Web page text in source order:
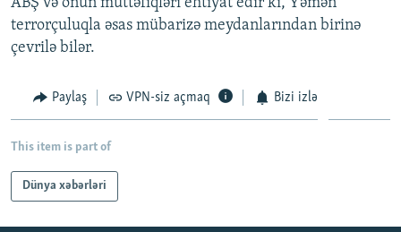
XƏBƏR BÜLLETENLƏRIMIZ
terrorçuluqla əsas mübarizə meydanlarından birinə
çevrilə bilər.
Paylaş VPN-siz açmaq Bizi izlə
This item is part of
Dünya xəbərləri